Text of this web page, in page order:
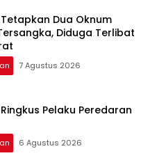
Dua Oknum
Diduga Terlibat
7 Agustus 2026
Pelaku Peredaran
6 Agustus 2026